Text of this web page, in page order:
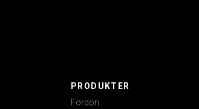
PRODUKTER
Fordon